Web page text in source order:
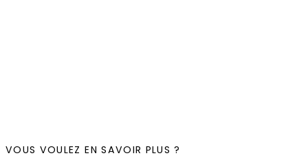
VOUS VOULEZ EN SAVOIR PLUS ?